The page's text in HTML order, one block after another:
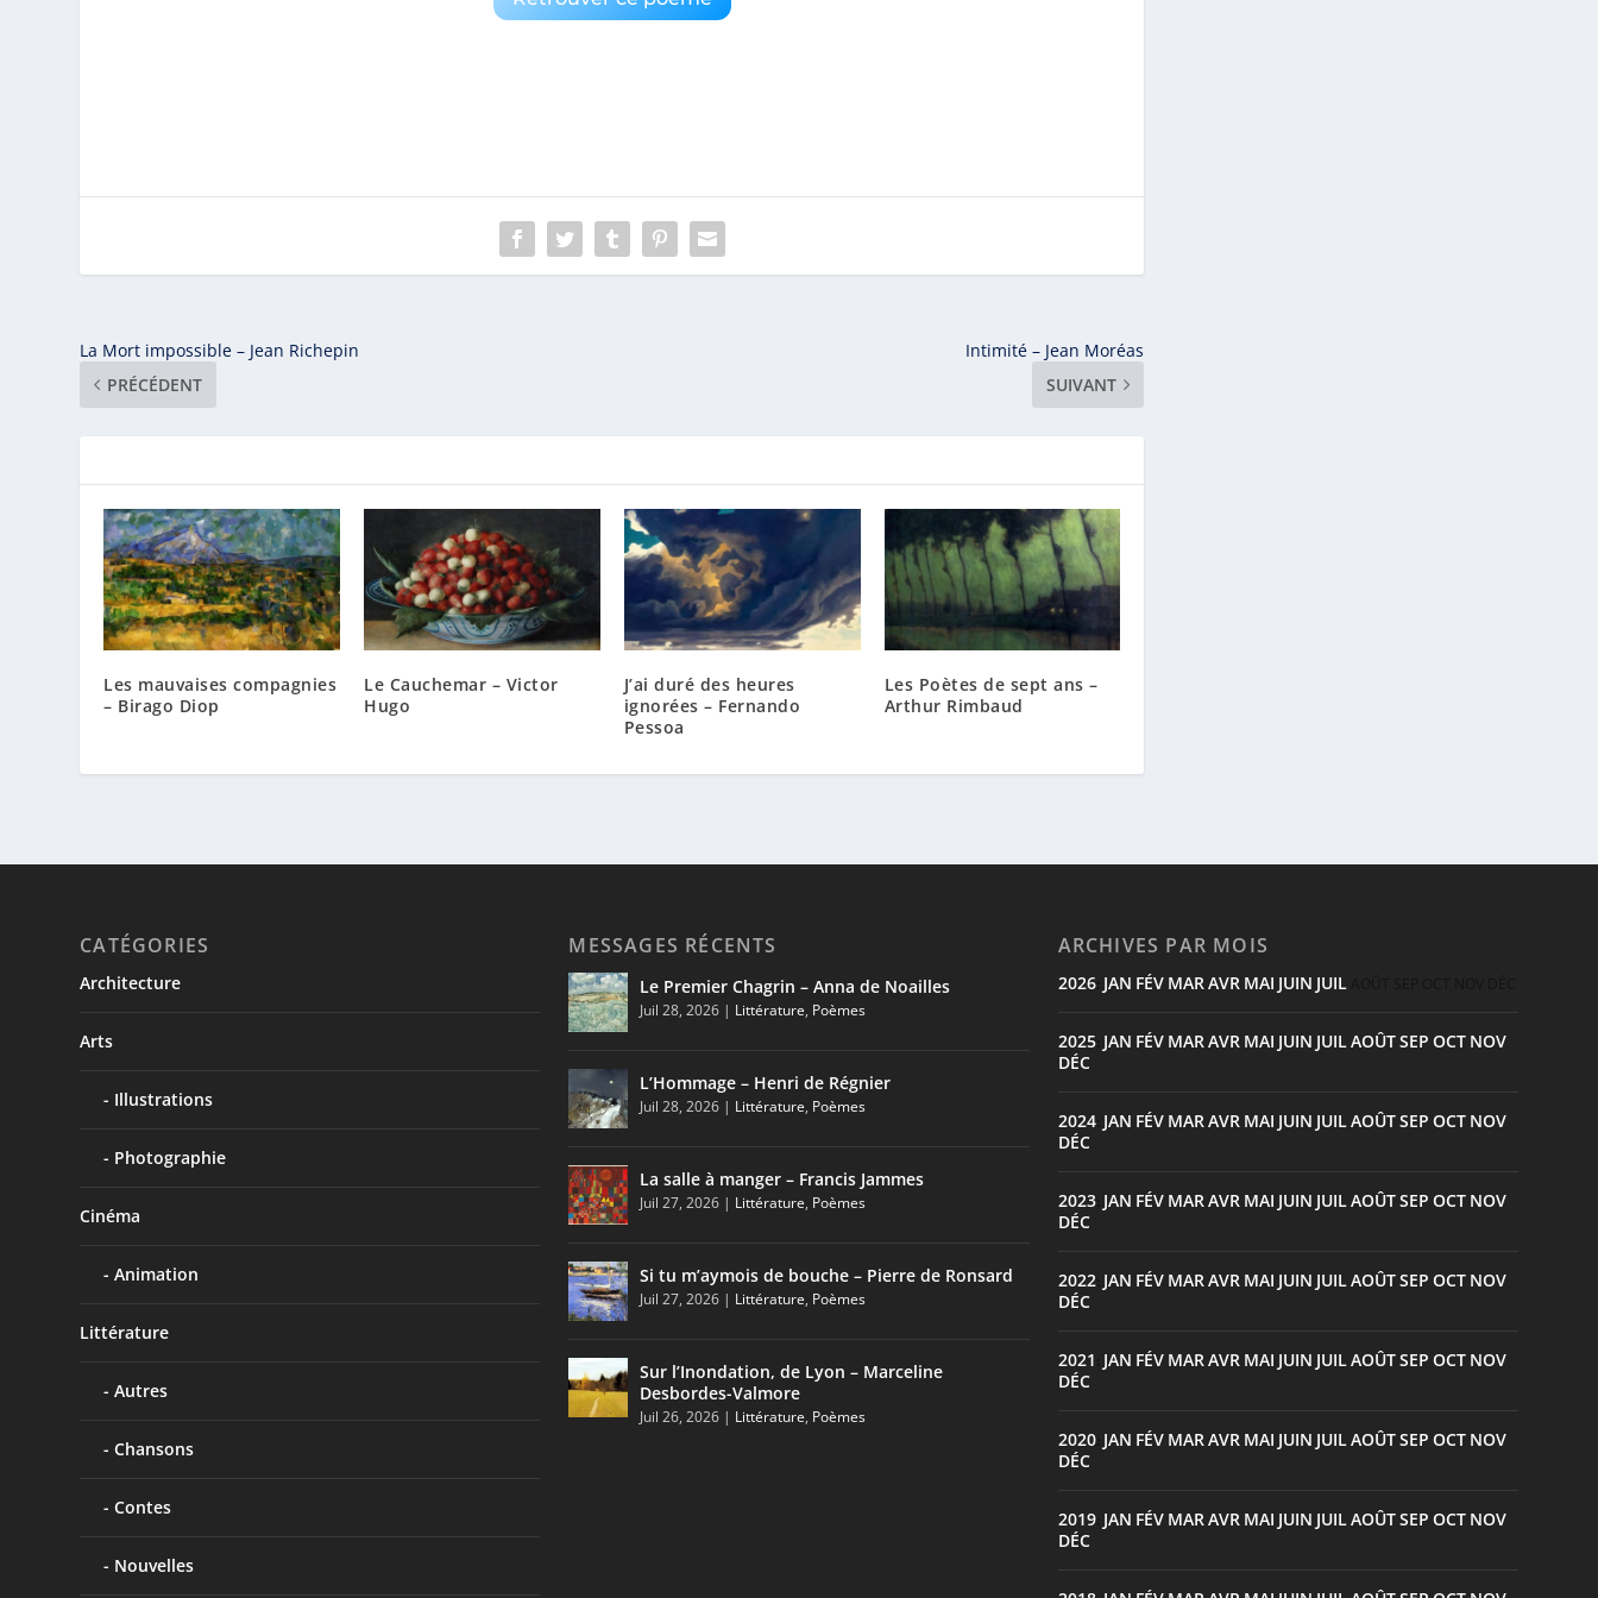
La Mort impossible – Jean Richepin
PRÉCÉDENT
Intimité – Jean Moréas
SUIVANT
Les mauvaises compagnies
– Birago Diop
Le Cauchemar – Victor
Hugo
J’ai duré des heures
ignorées – Fernando
Pessoa
Les Poètes de sept ans –
Arthur Rimbaud
CATÉGORIES
Architecture
Arts
Illustrations
Photographie
Cinéma
Animation
Littérature
Autres
Chansons
Contes
Nouvelles
MESSAGES RÉCENTS
Le Premier Chagrin – Anna de Noailles
Juil 28, 2026 | Littérature, Poèmes
L’Hommage – Henri de Régnier
Juil 28, 2026 | Littérature, Poèmes
La salle à manger – Francis Jammes
Juil 27, 2026 | Littérature, Poèmes
Si tu m’aymois de bouche – Pierre de Ronsard
Juil 27, 2026 | Littérature, Poèmes
Sur l’Inondation, de Lyon – Marceline
Desbordes-Valmore
Juil 26, 2026 | Littérature, Poèmes
ARCHIVES PAR MOIS
2026: JAN FÉV MARAVR MAI JUIN JUIL
2025: JAN FÉV MARAVR MAI JUIN JUILAOÛTSEP OCT NOV
DÉC
2024: JAN FÉV MARAVR MAI JUIN JUILAOÛTSEP OCT NOV
DÉC
2023: JAN FÉV MARAVR MAI JUIN JUILAOÛTSEP OCT NOV
DÉC
2022: JAN FÉV MARAVR MAI JUIN JUILAOÛTSEP OCT NOV
DÉC
2021 JAN FÉV MARAVR MAI JUIN JUILAOÛTSEP OCT NOV
DÉC
2020: JAN FÉV MARAVR MAI JUIN JUILAOÛTSEP OCT NOV
DÉC
2019: JAN FÉV MARAVR MAI JUIN JUILAOÛTSEP OCT NOV
DÉC